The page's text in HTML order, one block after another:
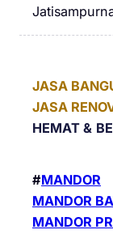
JASA
JASA
HEMAT &
#MANDOR
MANDOR
MANDOR